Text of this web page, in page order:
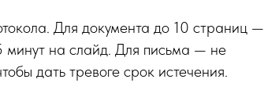
Для документа до 10 страниц —
минут на слайд. Для письма — не
дать тревоге срок истечения.